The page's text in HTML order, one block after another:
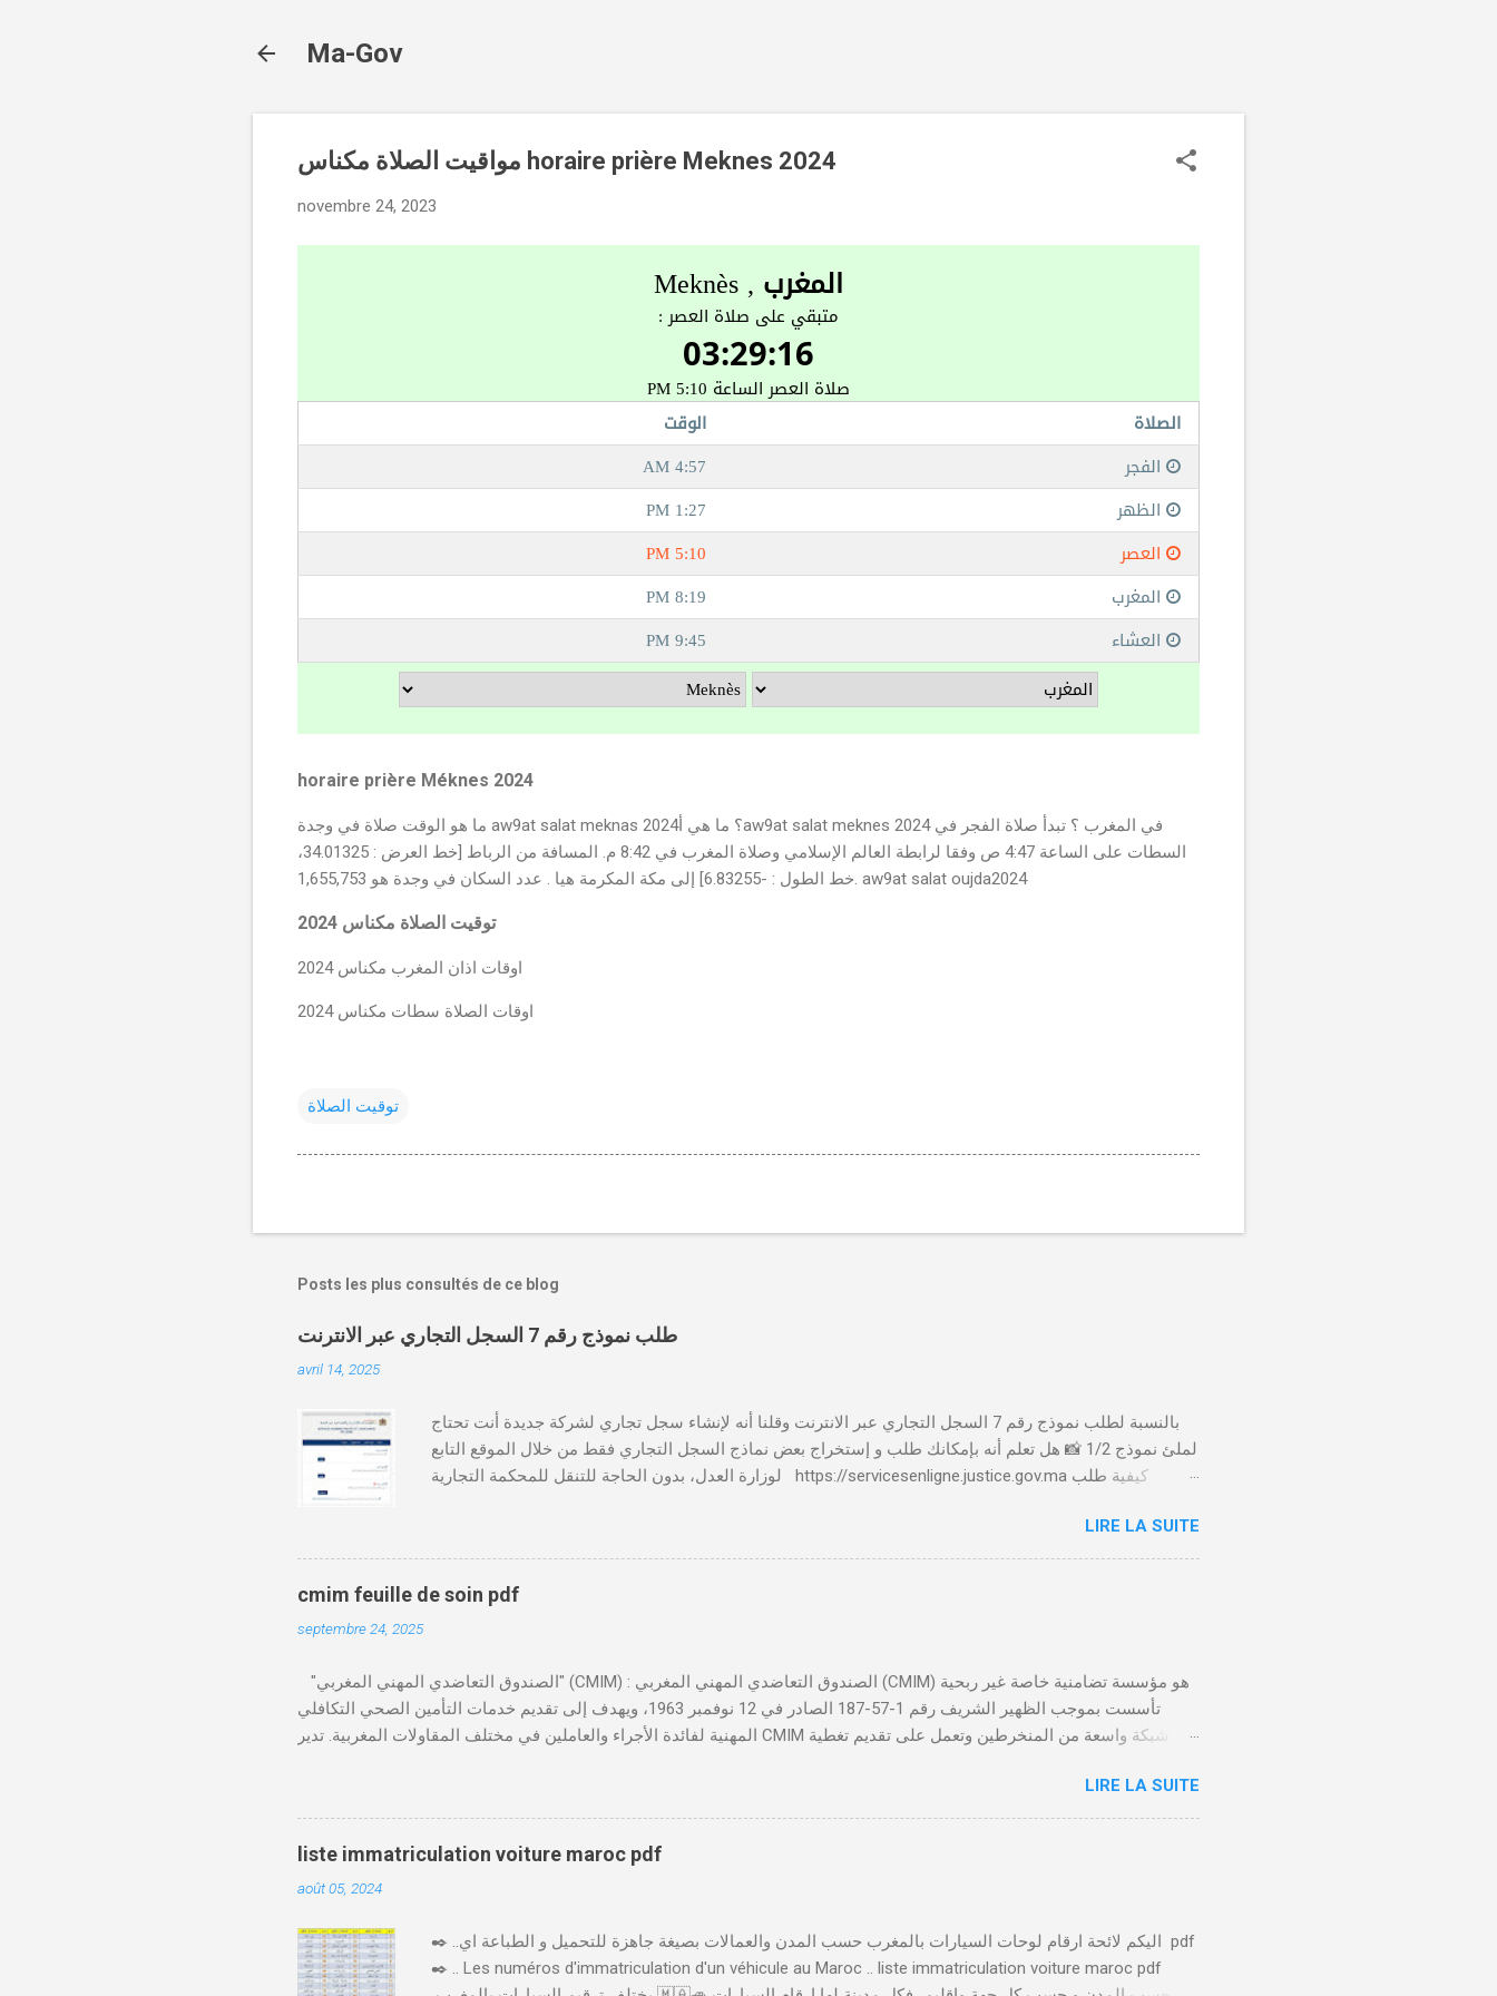
Ma-Gov
مواقيت الصلاة مكناس horaire prière Meknes 2024
novembre 24, 2023
horaire prière Méknes 2024
ما هو الوقت صلاة في وجدة aw9at salat meknas 2024؟ ما هي أaw9at salat meknes 2024 في المغرب ؟ تبدأ صلاة الفجر في
السطات على الساعة 4:47 ص وفقا لرابطة العالم الإسلامي وصلاة المغرب في 8:42 م. المسافة من الرباط [خط العرض : 34.01325،
خط الطول : -6.83255] إلى مكة المكرمة هيا . عدد السكان في وجدة هو 1,655,753. aw9at salat oujda2024
توقيت الصلاة مكناس 2024
اوقات اذان المغرب مكناس 2024
اوقات الصلاة سطات مكناس 2024
توقيت الصلاة
Posts les plus consultés de ce blog
طلب نموذج رقم 7 السجل التجاري عبر الانترنت
avril 14, 2025
بالنسبة لطلب نموذج رقم 7 السجل التجاري عبر الانترنت وقلنا أنه لإنشاء سجل تجاري لشركة جديدة أنت تحتاج
لملئ نموذج 1/2 📸 هل تعلم أنه بإمكانك طلب و إستخراج بعض نماذج السجل التجاري فقط من خلال الموقع التابع
لوزارة العدل، بدون الحاجة للتنقل للمحكمة التجارية https://servicesenligne.justice.gov.ma كيفية طلب
الأداء 20 درهم عن طريق البطاقة البنكية. تأكيد العملية . استلام النموذج في مدة أقصاها 24 ساعة . 🤔
LIRE LA SUITE
cmim feuille de soin pdf
septembre 24, 2025
"الصندوق التعاضدي المهني المغربي" (CMIM) : الصندوق التعاضدي المهني المغربي (CMIM) هو مؤسسة تضامنية خاصة غير ربحية
تأسست بموجب الظهير الشريف رقم 1-57-187 الصادر في 12 نوفمبر 1963، ويهدف إلى تقديم خدمات التأمين الصحي التكافلي
المهنية لفائدة الأجراء والعاملين في مختلف المقاولات المغربية. تدير CMIM شبكة واسعة من المنخرطين وتعمل على تقديم تغطية
يلعب الصندوق التعاضدي المهني المغربي دورًا حيويًا في النهوض بالصحة المهنية داخل المقاولات المغربية. حيث يؤكد على أهمية
توفير بيئة عمل صحية وآمنة والحفاظ على صحة ورفاهية الموظفين. ونظم الصندوق فعاليات سنوية مثل "يوم الصحة في العمل"، حيث
يتم تسليط الضوء على الابتكار الاجتماعي وأهمية تطبيق سياسات الصحة والسلامة المهنية لتحقيق صحة مستدامة في بيئة العمل.
الخدمات والابتكارات الرقمية لتسهيل استفادة المنخرطين من خدماته، أطلقت CMIM تطبيق CMIM Connect الذي يسمح بالوصول
LIRE LA SUITE
liste immatriculation voiture maroc pdf
août 05, 2024
✒️ ..اليكم لائحة ارقام لوحات السيارات بالمغرب حسب المدن والعمالات بصيغة جاهزة للتحميل و الطباعة اي pdf
✒️ .. Les numéros d'immatriculation d'un véhicule au Maroc .. liste immatriculation voiture maroc pdf